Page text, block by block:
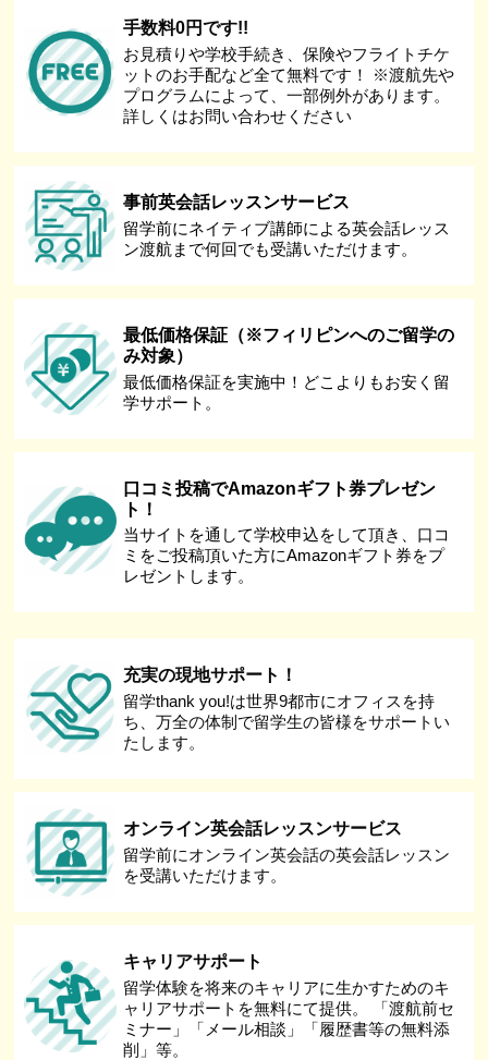
手数料0円です!!
お見積りや学校手続き、保険やフライトチケ
ットのお手配など全て無料です！ ※渡航先や
プログラムによって、一部例外があります。
詳しくはお問い合わせください
事前英会話レッスンサービス
留学前にネイティブ講師による英会話レッス
ン渡航まで何回でも受講いただけます。
最低価格保証（※フィリピンへのご留学の
み対象）
最低価格保証を実施中！どこよりもお安く留
学サポート。
口コミ投稿でAmazonギフト券プレゼン
ト！
当サイトを通して学校申込をして頂き、口コ
ミをご投稿頂いた方にAmazonギフト券をプ
レゼントします。
充実の現地サポート！
留学thank you!は世界9都市にオフィスを持
ち、万全の体制で留学生の皆様をサポートい
たします。
オンライン英会話レッスンサービス
留学前にオンライン英会話の英会話レッスン
を受講いただけます。
キャリアサポート
留学体験を将来のキャリアに生かすためのキ
ャリアサポートを無料にて提供。 「渡航前セ
ミナー」「メール相談」「履歴書等の無料添
削」等。